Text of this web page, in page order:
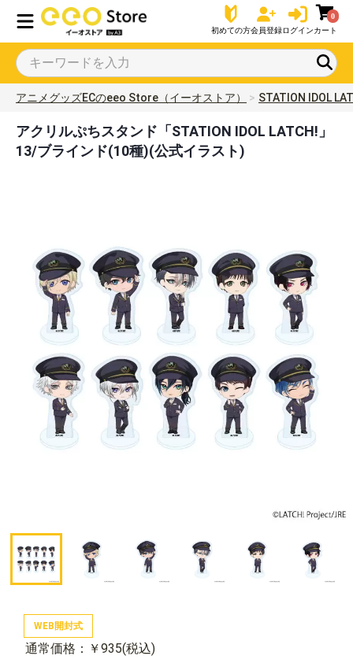
初めての方会員登録ログイン
0
カート
アニメグッズECのeeo Store（イーオストア） STATION IDOL
アクリルぷちスタンド「STATION IDOL LATCH!」
13/ブラインド(10種)(公式イラスト)
WEB開封式
通常価格：￥935(税込)